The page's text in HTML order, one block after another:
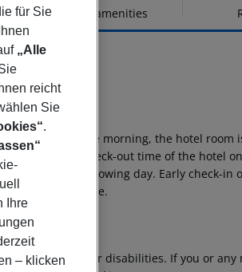
Hotel amenities
from 04:00 in the morning, the hotel room
The official check-out time of the hotel
a.m. on the following day. Early check-in
additional charge.
mobility or disabilities. If you or any
für Sie
„Alle
reicht
Sie
.
Ihre
– klicken